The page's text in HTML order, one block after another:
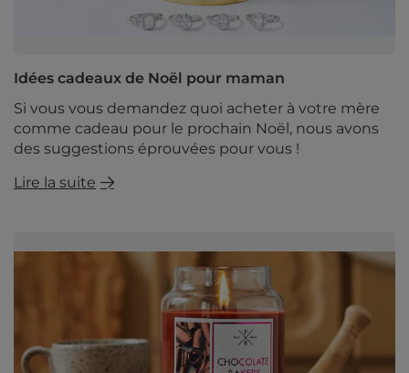
Idées cadeaux de Noël pour maman
Si vous vous demandez quoi acheter à votre mère
comme cadeau pour le prochain Noël, nous avons
des suggestions éprouvées pour vous !
Lire la suite